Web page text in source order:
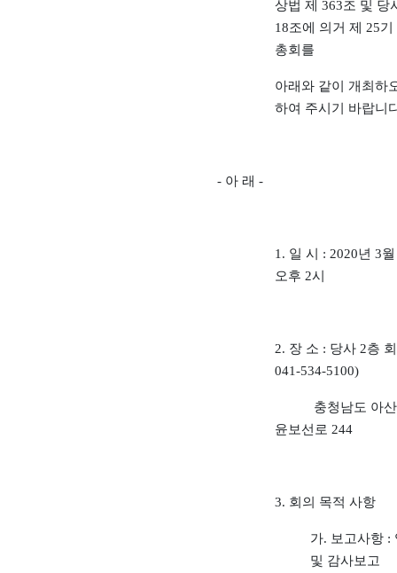
상법 제 363조 및 당
18조에 의거 제 25
총회를
아래와 같이 개최하
하여 주시기 바랍니
- 아 래 -
1. 일 시
: 2020년 3
오후 2시
2. 장 소 : 당사 2층
041-534-5100)
충청남도 아산
윤보선로 244
3. 회의 목적 사항
가. 보고사항 :
및 감사보고